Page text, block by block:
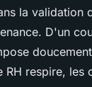
la validation
D'un
RH respire, les